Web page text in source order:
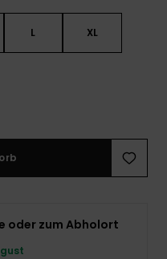
L XL
oder zum Abholort